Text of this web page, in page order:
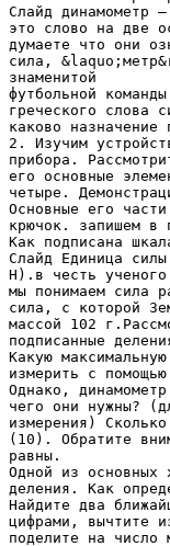
Слайд динамометр
это слово на две
думаете что они
сила,
знаменитой
футбольной
греческого слова
каково
2. Изучим
прибора.
его основные
четыре.
Основные его
крючок. запишем в
Как подписана
Слайд Единица
Н).в честь
мы понимаем сила
сила, с которой
массой 102
подписанные
Какую
измерить с
Однако,
чего они нужны?
измерения)
(10). Обратите
равны.
Одной из основных
деления. Как
Найдите два
цифрами, вычтите
поделите на число